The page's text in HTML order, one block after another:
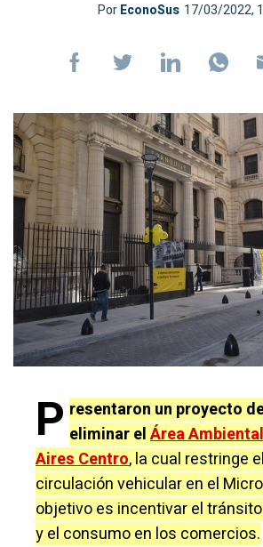
PorEconoSus 17/03/2022,
P resentaron un proyecto
eliminar elÁrea
Aires Centro, la cual restringe
circulación vehicular en el
objetivo es incentivar el
y el consumo en los comercios.